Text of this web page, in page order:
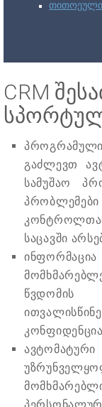
თითოეული
CRM
გაძლევთ
სამუშაო
საცავში
წვდომის